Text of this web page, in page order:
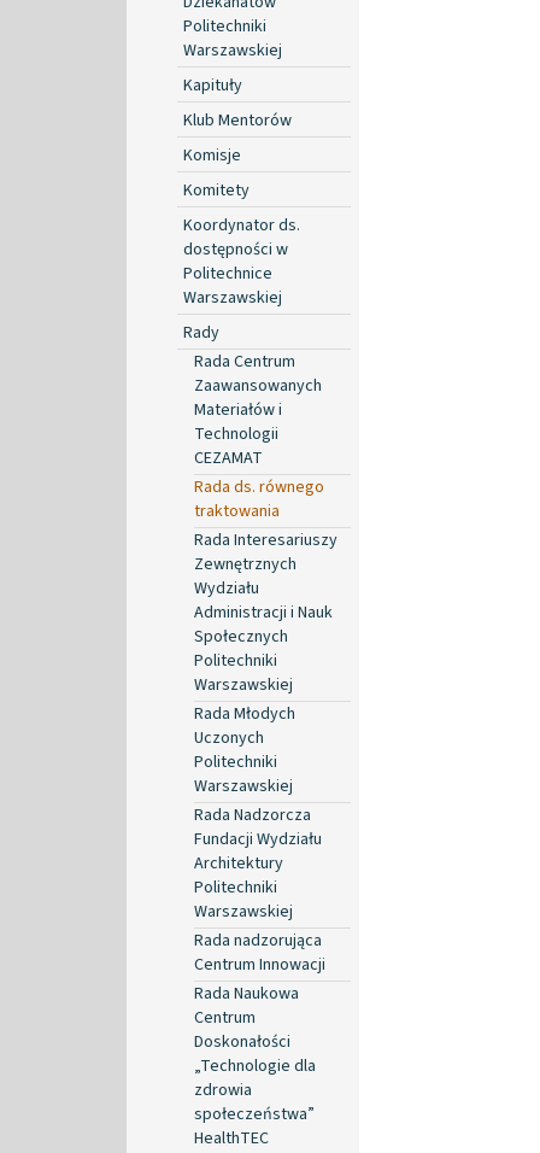
Politechniki
Warszawskiej
Kapituły
Klub Mentorów
Komisje
Komitety
Koordynator ds.
dostępności w
Politechnice
Warszawskiej
Rady
Rada Centrum
Zaawansowanych
Materiałów i
Technologii
CEZAMAT
Rada ds. równego
traktowania
Rada Interesariuszy
Zewnętrznych
Wydziału
Administracji i Nauk
Społecznych
Politechniki
Warszawskiej
Rada Młodych
Uczonych
Politechniki
Warszawskiej
Rada Nadzorcza
Fundacji Wydziału
Architektury
Politechniki
Warszawskiej
Rada nadzorująca
Centrum Innowacji
Rada Naukowa
Centrum
Doskonałości
„Technologie dla
zdrowia
społeczeństwa”
HealthTEC